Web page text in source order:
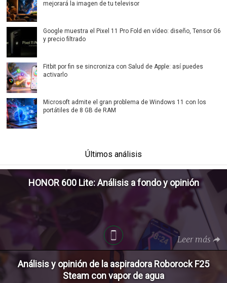
mejorará la imagen de tu televisor
Google muestra el Pixel 11 Pro Fold en vídeo: diseño, Tensor G6
y precio filtrado
Fitbit por fin se sincroniza con Salud de Apple: así puedes
activarlo
Microsoft admite el gran problema de Windows 11 con los
portátiles de 8 GB de RAM
Últimos análisis
HONOR 600 Lite: Análisis a fondo y opinión
Leer más
Análisis y opinión de la aspiradora Roborock F25
Steam con vapor de agua